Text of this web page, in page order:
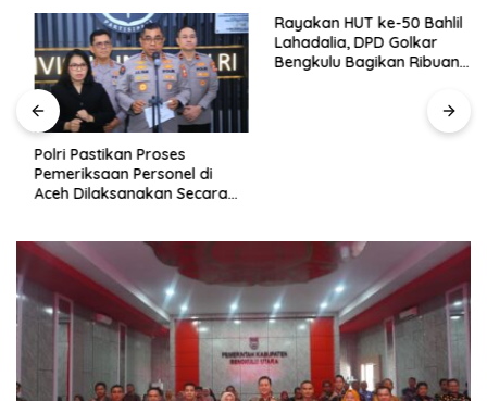
Polri Pastikan Proses
Pemeriksaan Personel di
Aceh Dilaksanakan Secara
Rayakan HUT ke-50 Bahlil
Lahadalia, DPD Golkar
Bengkulu Bagikan Ribuan